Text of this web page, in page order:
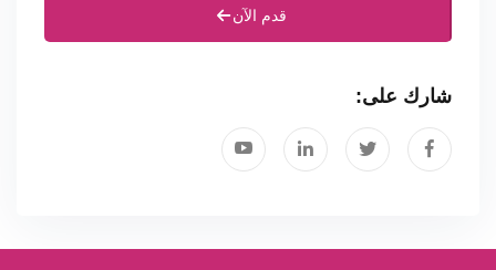
قدم الآن
شارك على: